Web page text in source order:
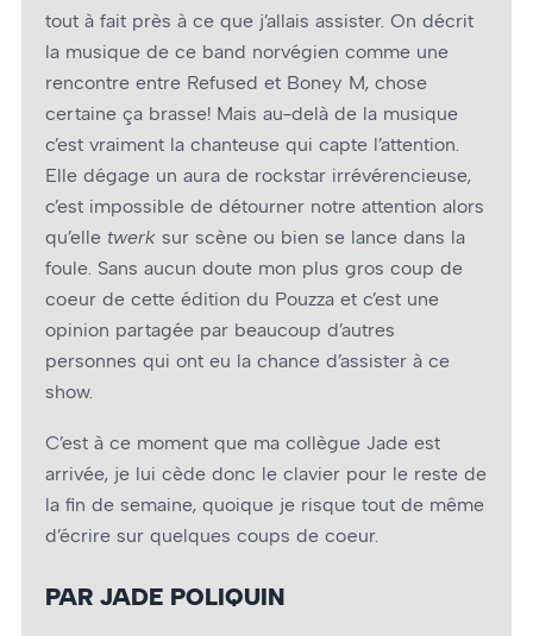
tout à fait près à ce que j’allais assister. On décrit
la musique de ce band norvégien comme une
rencontre entre Refused et Boney M, chose
certaine ça brasse! Mais au-delà de la musique
c’est vraiment la chanteuse qui capte l’attention.
Elle dégage un aura de rockstar irrévérencieuse,
c’est impossible de détourner notre attention alors
qu’elle twerk sur scène ou bien se lance dans la
foule. Sans aucun doute mon plus gros coup de
cœur de cette édition du Pouzza et c’est une
opinion partagée par beaucoup d’autres
personnes qui ont eu la chance d’assister à ce
show.
C’est à ce moment que ma collègue Jade est
arrivée, je lui cède donc le clavier pour le reste de
la fin de semaine, quoique je risque tout de même
d’écrire sur quelques coups de cœur.
PAR JADE POLIQUIN